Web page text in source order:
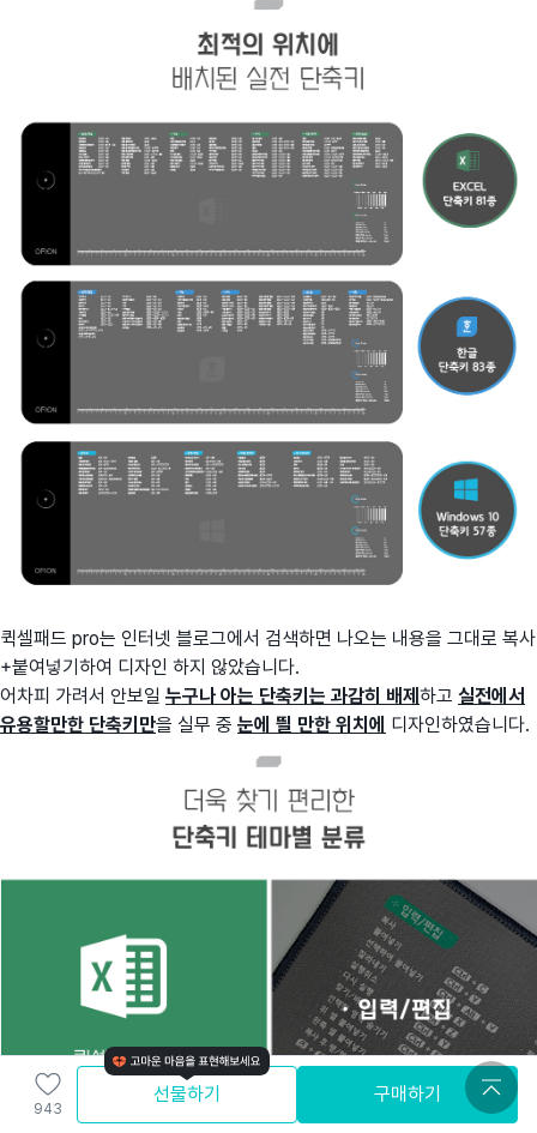
퀵셀패드 pro는 인터넷 블로그에서 검색하면 나오는 내용을 그대로 복사
+붙여넣기하여 디자인 하지 않았습니다.
어차피 가려서 안보일 누구나 아는 단축키는 과감히 배제 하고 실전에서
유용할만한 단축키만을 실무 중 눈에 띌 만한 위치에 디자인하였습니다.
943
선물하기 구매하기